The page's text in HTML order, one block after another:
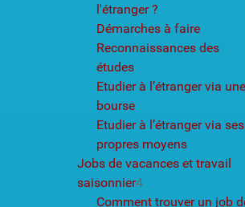
l'étranger ?
Démarches à faire
Reconnaissances des
études
Etudier à l’étranger via une
bourse
Etudier à l’étranger via ses
propres moyens
Jobs de vacances et travail
saisonnier4
Comment trouver un job